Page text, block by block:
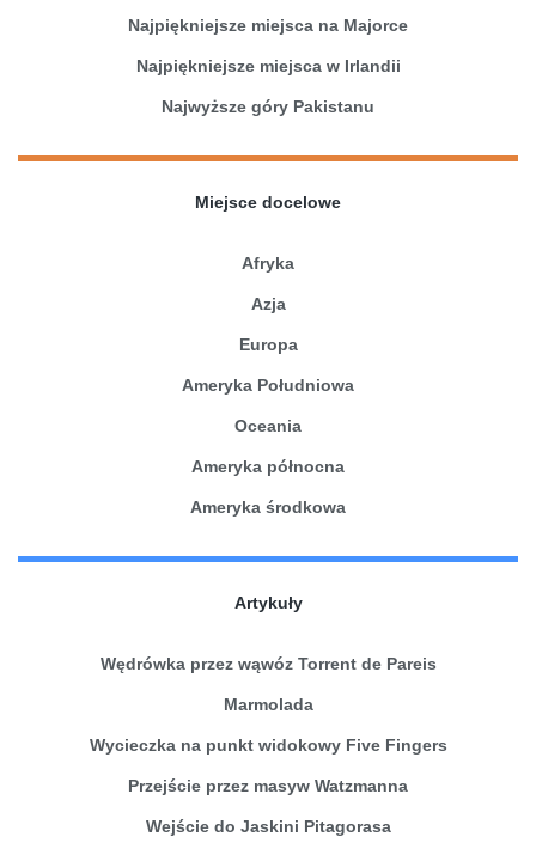
Najpiękniejsze miejsca na Majorce
Najpiękniejsze miejsca w Irlandii
Najwyższe góry Pakistanu
Miejsce docelowe
Afryka
Azja
Europa
Ameryka Południowa
Oceania
Ameryka północna
Ameryka środkowa
Artykuły
Wędrówka przez wąwóz Torrent de Pareis
Marmolada
Wycieczka na punkt widokowy Five Fingers
Przejście przez masyw Watzmanna
Wejście do Jaskini Pitagorasa